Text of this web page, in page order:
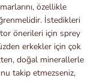
özellikle
İstedikleri
önerileri için sprey
erkekler için çok
doğal minerallerle
takip etmezseniz,